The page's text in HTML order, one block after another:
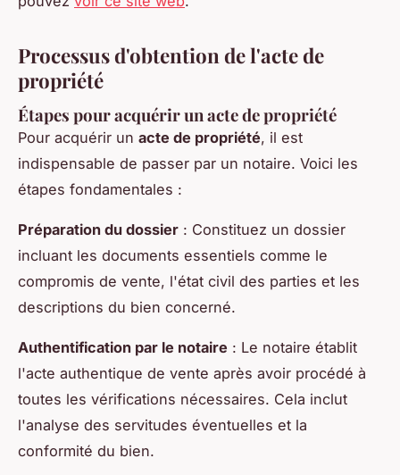
Processus d'obtention de l'acte de
propriété
Étapes pour acquérir un acte de propriété
Pour acquérir un acte de propriété, il est
indispensable de passer par un notaire. Voici les
étapes fondamentales :
Préparation du dossier : Constituez un dossier
incluant les documents essentiels comme le
compromis de vente, l'état civil des parties et les
descriptions du bien concerné.
Authentification par le notaire : Le notaire établit
l'acte authentique de vente après avoir procédé à
toutes les vérifications nécessaires. Cela inclut
l'analyse des servitudes éventuelles et la
conformité du bien.